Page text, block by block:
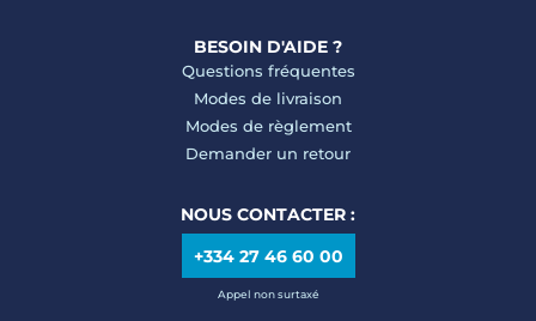
BESOIN D'AIDE ?
Questions fréquentes
Modes de livraison
Modes de règlement
Demander un retour
NOUS CONTACTER :
+334 27 46 60 00
Appel non surtaxé